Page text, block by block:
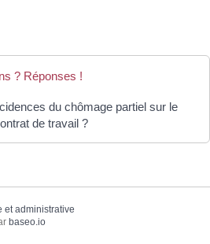
? Réponses !
du chômage partiel sur le
de travail ?
et administrative
baseo.io